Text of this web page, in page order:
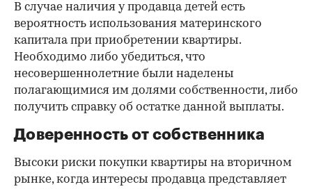
В случае наличия у продавца детей есть
вероятность использования материнского
капитала при приобретении квартиры.
Необходимо либо убедиться, что
несовершеннолетние были наделены
полагающимися им долями собственности, либо
получить справку об остатке данной выплаты.
Доверенность от собственника
Высоки риски покупки квартиры на вторичном
рынке, когда интересы продавца представляет